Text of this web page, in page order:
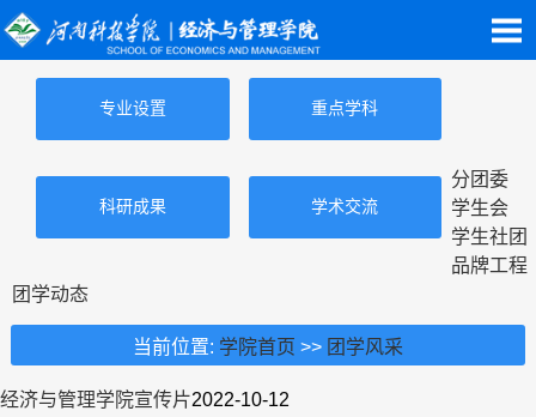
专业设置 重点学科
科研成果 学术交流
分团委
学生会
学生社团
品牌工程
团学动态
当前位置: 学院首页 >> 团学风采
经济与管理学院宣传片2022-10-12